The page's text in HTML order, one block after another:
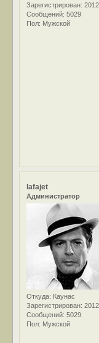
Зарегистрирован:
Сообщений: 5029
Пол: Мужской
lafajet
Администратор
Откуда: Каунас
Зарегистрирован:
Сообщений: 5029
Пол: Мужской